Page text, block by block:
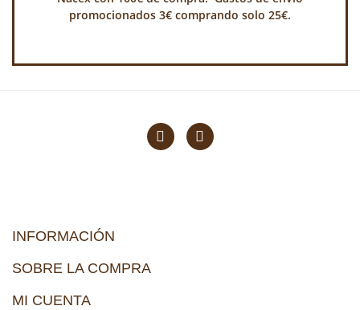
promocionados 3€ comprando solo 25€.
INFORMACIÓN
SOBRE LA COMPRA
MI CUENTA